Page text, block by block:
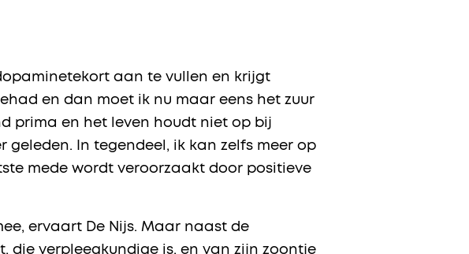
aan te vullen en krijgt
en dan moet ik nu maar eens het zuur
prima en het leven houdt niet op bij
geleden. In tegendeel, ik kan zelfs meer op
mede wordt veroorzaakt door positieve
ervaart De Nijs. Maar naast de
die verpleegkundige is, en van zijn zoontje